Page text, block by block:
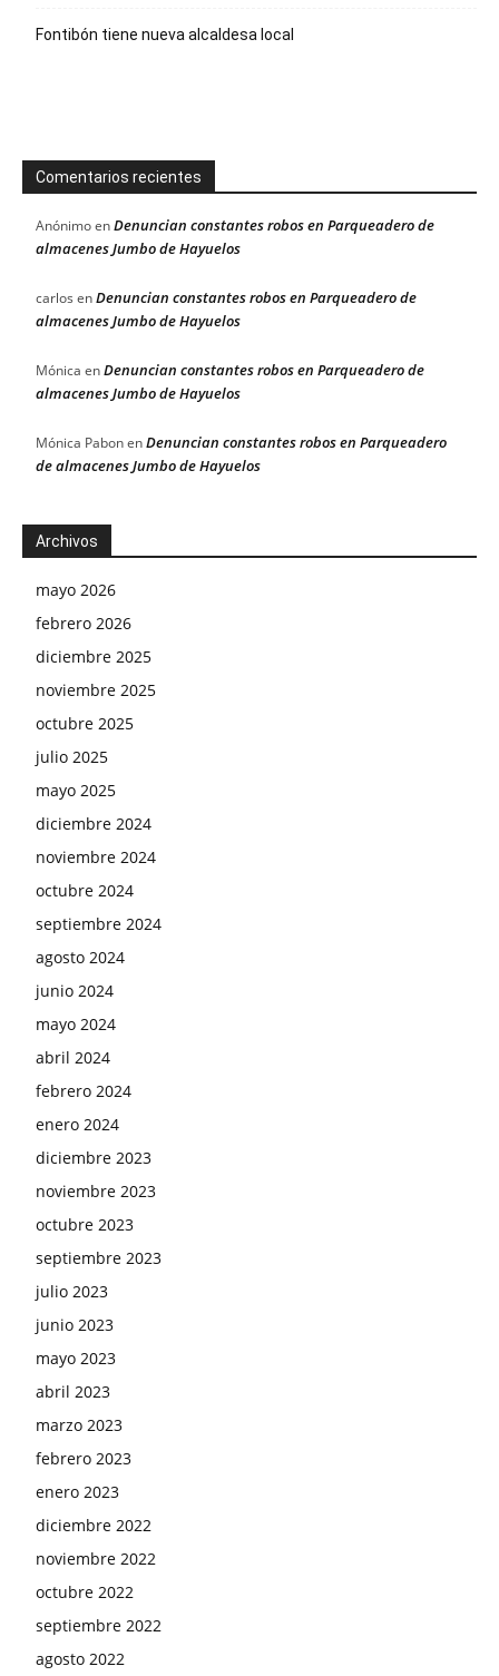
Fontibón tiene nueva alcaldesa local
Comentarios recientes
AnónimoenDenuncian constantes robos en Parqueadero de
almacenes Jumbo de Hayuelos
carlos enDenuncian constantes robos en Parqueadero de
almacenes Jumbo de Hayuelos
Mónica enDenuncian constantes robos en Parqueadero de
almacenes Jumbo de Hayuelos
Mónica PabonenDenuncian constantes robos en Parqueadero
de almacenes Jumbo de Hayuelos
Archivos
mayo 2026
febrero 2026
diciembre 2025
noviembre 2025
octubre 2025
julio 2025
mayo 2025
diciembre 2024
noviembre 2024
octubre 2024
septiembre 2024
agosto 2024
junio 2024
mayo 2024
abril 2024
febrero 2024
enero 2024
diciembre 2023
noviembre 2023
octubre 2023
septiembre 2023
julio 2023
junio 2023
mayo 2023
abril 2023
marzo 2023
febrero 2023
enero 2023
diciembre 2022
noviembre 2022
octubre 2022
septiembre 2022
agosto 2022